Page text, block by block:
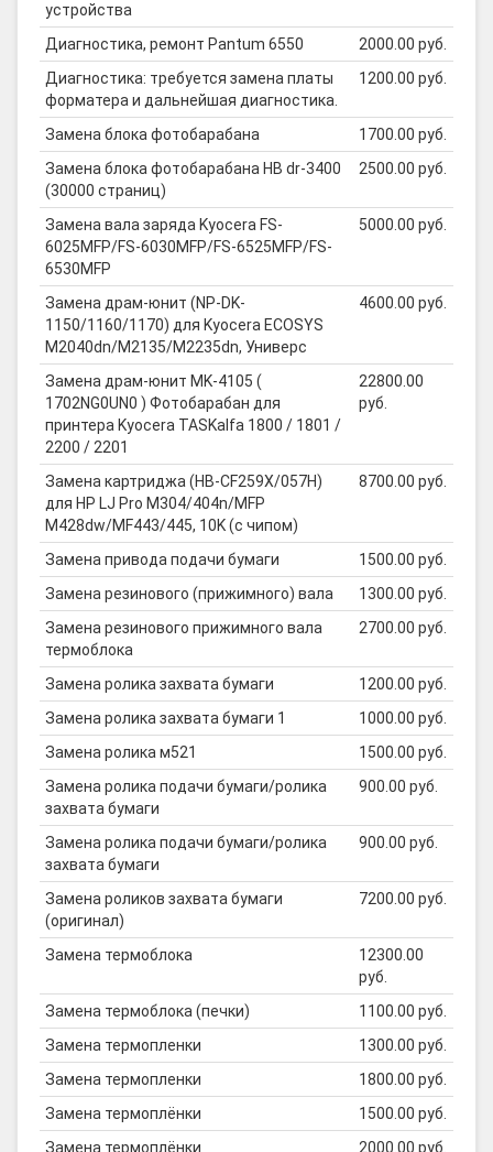
устройства
Диагностика, ремонт Pantum 6550
2000.00 руб.
Диагностика: требуется замена платы
форматера и дальнейшая диагностика.
1200.00 руб.
Замена блока фотобарабана
1700.00 руб.
Замена блока фотобарабана HB dr-3400
(30000 страниц)
2500.00 руб.
Замена вала заряда Kyocera FS-
6025MFP/FS-6030MFP/FS-6525MFP/FS-
6530MFP
5000.00 руб.
Замена драм-юнит (NP-DK-
1150/1160/1170) для Kyocera ECOSYS
M2040dn/M2135/M2235dn, Универс
4600.00 руб.
Замена драм-юнит MK-4105 (
1702NG0UN0 ) Фотобарабан для
принтера Kyocera TASKalfa 1800 / 1801 /
2200 / 2201
22800.00
руб.
Замена картриджа (HB-CF259X/057H)
для HP LJ Pro M304/404n/MFP
M428dw/MF443/445, 10K (с чипом)
8700.00 руб.
Замена привода подачи бумаги
1500.00 руб.
Замена резинового (прижимного) вала
1300.00 руб.
Замена резинового прижимного вала
термоблока
2700.00 руб.
Замена ролика захвата бумаги
1200.00 руб.
Замена ролика захвата бумаги 1
1000.00 руб.
Замена ролика м521
1500.00 руб.
Замена ролика подачи бумаги/ролика
захвата бумаги
900.00 руб.
Замена ролика подачи бумаги/ролика
захвата бумаги
900.00 руб.
Замена роликов захвата бумаги
(оригинал)
7200.00 руб.
Замена термоблока
12300.00
руб.
Замена термоблока (печки)
1100.00 руб.
Замена термопленки
1300.00 руб.
Замена термопленки
1800.00 руб.
Замена термоплёнки
1500.00 руб.
Замена термоплёнки
2000.00 руб.